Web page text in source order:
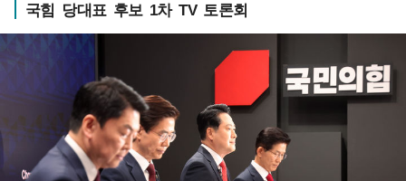
국힘 당대표 후보 1차 TV 토론회